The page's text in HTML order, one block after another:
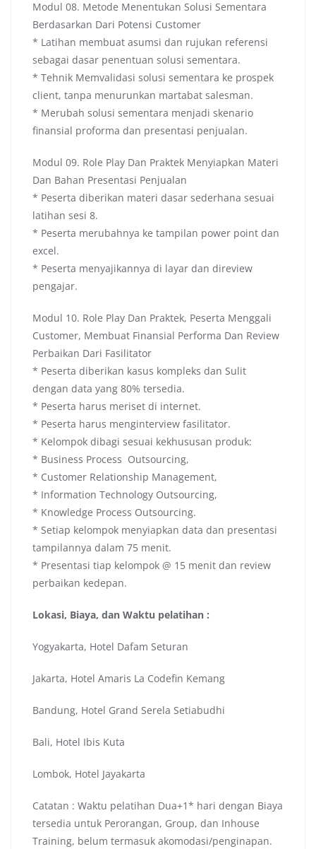
Modul 08. Metode Menentukan Solusi Sementara
Berdasarkan Dari Potensi Customer
* Latihan membuat asumsi dan rujukan referensi
sebagai dasar penentuan solusi sementara.
* Tehnik Memvalidasi solusi sementara ke prospek
client, tanpa menurunkan martabat salesman.
* Merubah solusi sementara menjadi skenario
finansial proforma dan presentasi penjualan.
Modul 09. Role Play Dan Praktek Menyiapkan Materi
Dan Bahan Presentasi Penjualan
* Peserta diberikan materi dasar sederhana sesuai
latihan sesi 8.
* Peserta merubahnya ke tampilan power point dan
excel.
* Peserta menyajikannya di layar dan direview
pengajar.
Modul 10. Role Play Dan Praktek, Peserta Menggali
Customer, Membuat Finansial Performa Dan Review
Perbaikan Dari Fasilitator
* Peserta diberikan kasus kompleks dan Sulit
dengan data yang 80% tersedia.
* Peserta harus meriset di internet.
* Peserta harus menginterview fasilitator.
* Kelompok dibagi sesuai kekhususan produk:
* Business Process Outsourcing,
* Customer Relationship Management,
* Information Technology Outsourcing,
* Knowledge Process Outsourcing.
* Setiap kelompok menyiapkan data dan presentasi
tampilannya dalam 75 menit.
* Presentasi tiap kelompok @ 15 menit dan review
perbaikan kedepan.
Lokasi, Biaya, dan Waktu pelatihan :
Yogyakarta, Hotel Dafam Seturan
Jakarta, Hotel Amaris La Codefin Kemang
Bandung, Hotel Grand Serela Setiabudhi
Bali, Hotel Ibis Kuta
Lombok, Hotel Jayakarta
Catatan : Waktu pelatihan Dua+1* hari dengan Biaya
tersedia untuk Perorangan, Group, dan Inhouse
Training, belum termasuk akomodasi/penginapan.